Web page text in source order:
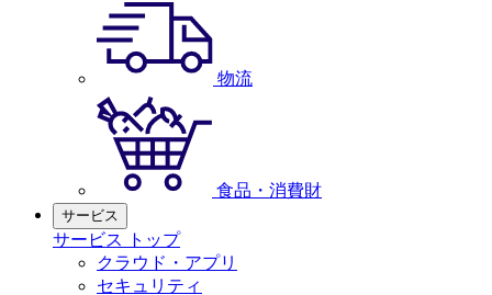
物流
食品・消費財
サービス
サービス トップ
クラウド・アプリ
セキュリティ